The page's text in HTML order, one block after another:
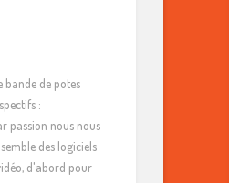
bande de potes
:
passion nous nous
des logiciels
d'abord pour